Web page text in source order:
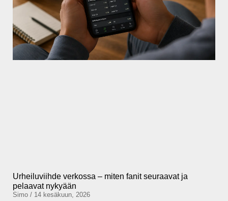
Urheiluviihde verkossa – miten fanit seuraavat ja
pelaavat nykyään
Simo 14 kesäkuun, 2026